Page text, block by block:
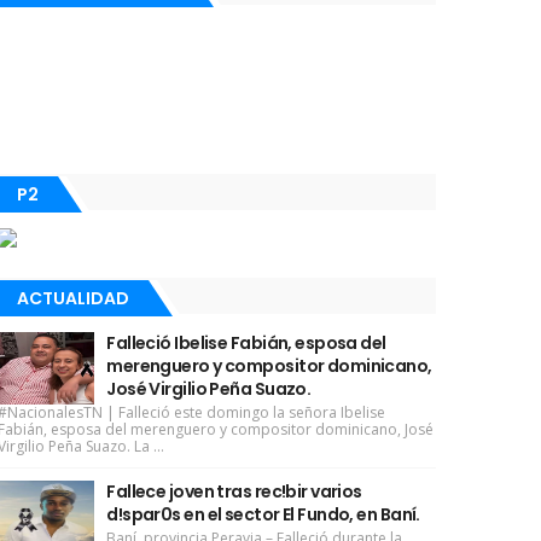
P2
ACTUALIDAD
Falleció Ibelise Fabián, esposa del
merenguero y compositor dominicano,
José Virgilio Peña Suazo.
| Falleció este domingo la señora Ibelise
Fabián, esposa del merenguero y compositor dominicano, José
Peña Suazo. La ...
Fallece joven tras rec!bir varios
d!spar0s en el sector El Fundo, en Baní.